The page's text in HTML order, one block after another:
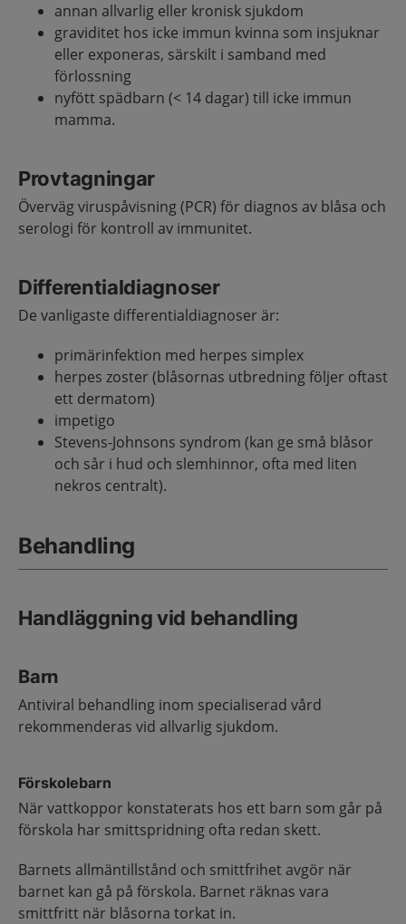
annan allvarlig eller kronisk sjukdom
graviditet hos icke immun kvinna som insjuknar
eller exponeras, särskilt i samband med
förlossning
nyfött spädbarn (< 14 dagar) till icke immun
mamma.
Provtagningar
Överväg viruspåvisning (PCR) för diagnos av blåsa och
serologi för kontroll av immunitet.
Differentialdiagnoser
De vanligaste differentialdiagnoser är:
primärinfektion med herpes simplex
herpes zoster (blåsornas utbredning följer oftast
ett dermatom)
impetigo
Stevens-Johnsons syndrom (kan ge små blåsor
och sår i hud och slemhinnor, ofta med liten
nekros centralt).
Behandling
Handläggning vid behandling
Barn
Antiviral behandling inom specialiserad vård
rekommenderas vid allvarlig sjukdom.
Förskolebarn
När vattkoppor konstaterats hos ett barn som går på
förskola har smittspridning ofta redan skett.
Barnets allmäntillstånd och smittfrihet avgör när
barnet kan gå på förskola. Barnet räknas vara
smittfritt när blåsorna torkat in.